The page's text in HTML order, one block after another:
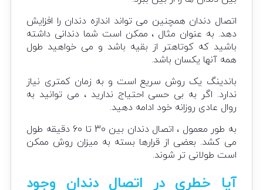
اتصال دندان همچنین می تواند اندازه دندان را افزایش
دهد. به عنوان مثال ، ممکن است شما دندانی داشته
باشید که کوتاهتر از بقیه باشد و می خواهید طول
همه آنها یکسان باشد.
باندینگ یک روش سریع است و به زمان کمتری نیاز
ندارد. اگر به بی حسی احتیاج ندارید ، می توانید به
روال عادی روزانه خود ادامه دهید.
به طور معمول ، اتصال دندان بین 30 تا 60 دقیقه طول
می کشد. بعضی از قرارها بسته به میزان روش ممکن
است طولانی تر شوند.
آیا خطری در اتصال دندان وجود